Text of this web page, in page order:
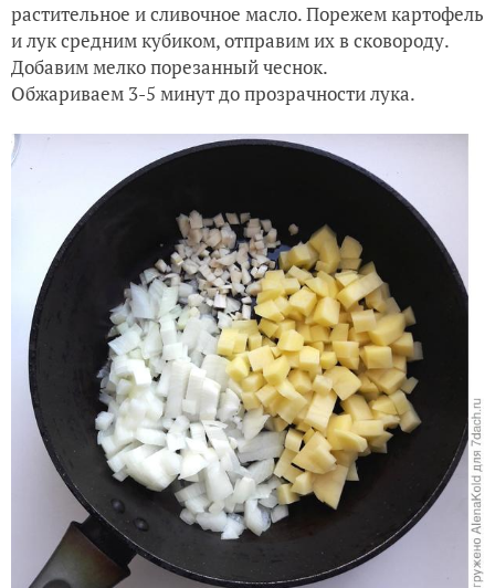
растительное и сливочное масло. Порежем картофель
и лук средним кубиком, отправим их в сковороду.
Добавим мелко порезанный чеснок.
Обжариваем 3-5 минут до прозрачности лука.